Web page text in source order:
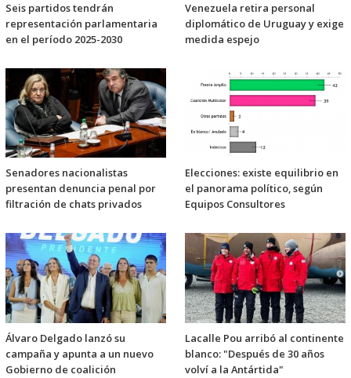
Seis partidos tendrán
representación parlamentaria
en el período 2025-2030
Venezuela retira personal
diplomático de Uruguay y exige
medida espejo
Senadores nacionalistas
presentan denuncia penal por
filtración de chats privados
Elecciones: existe equilibrio en
el panorama político, según
Equipos Consultores
Álvaro Delgado lanzó su
campaña y apunta a un nuevo
Gobierno de coalición
Lacalle Pou arribó al continente
blanco: "Después de 30 años
volví a la Antártida"